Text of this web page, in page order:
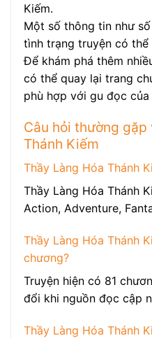
Kiếm.
Một số thông tin như
tình trạng truyện có
Để khám phá thêm
có thể quay lại trang
phù hợp với gu đọc của
Câu hỏi thường gặp
Thánh Kiếm
Thầy Làng Hóa Thánh
Thầy Làng Hóa Thánh
Action, Adventure,
Thầy Làng Hóa Thánh
chương?
Truyện hiện có 81
đổi khi nguồn đọc cập
Thầy Làng Hóa Thánh